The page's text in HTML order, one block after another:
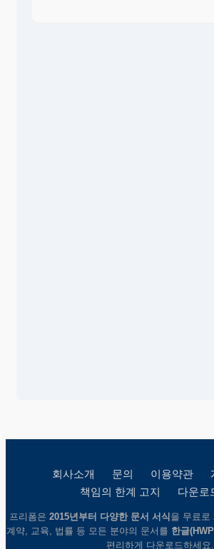
회사소개 문의 이용약관
책임의 한계 고지
다운로
프리폼은 2015년부터 다양한 문서 서식 을 무료로
계약, 교육, 법률 등 모든 분야의 문서를 한글
편리하게 다운로드하세요.